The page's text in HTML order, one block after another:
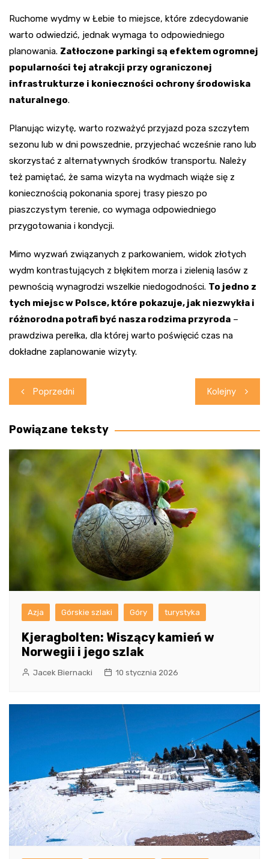
Ruchome wydmy w Łebie to miejsce, które zdecydowanie
warto odwiedzić, jednak wymaga to odpowiedniego
planowania. Zatłoczone parkingi są efektem ogromnej
popularności tej atrakcji przy ograniczonej
infrastrukturze i konieczności ochrony środowiska
naturalnego.
Planując wizytę, warto rozważyć przyjazd poza szczytem
sezonu lub w dni powszednie, przyjechać wcześnie rano lub
skorzystać z alternatywnych środków transportu. Należy
też pamiętać, że sama wizyta na wydmach wiąże się z
koniecznością pokonania sporej trasy pieszo po
piaszczystym terenie, co wymaga odpowiedniego
przygotowania i kondycji.
Mimo wyzwań związanych z parkowaniem, widok złotych
wydm kontrastujących z błękitem morza i zielenią lasów z
pewnością wynagrodzi wszelkie niedogodności. To jedno z
tych miejsc w Polsce, które pokazuje, jak niezwykła i
różnorodna potrafi być nasza rodzima przyroda –
prawdziwa perełka, dla której warto poświęcić czas na
dokładne zaplanowanie wizyty.
Nawigacja
wpisu
Poprzedni Kolejny
Powiązane teksty
Azja Górskie szlaki Góry turystyka
Kjeragbolten: Wiszący kamień w
Norwegii i jego szlak
Jacek Biernacki 10 stycznia 2026